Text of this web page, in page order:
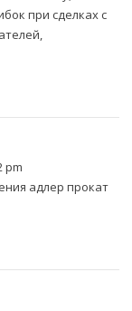
при сделках с
pm
адлер прокат